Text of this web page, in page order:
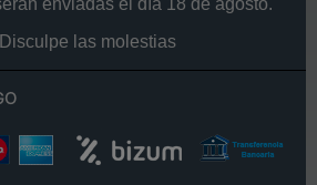
enviadas el día 18 de agosto.
Disculpe las molestias